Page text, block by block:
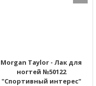
Morgan Taylor - Лак для
ногтей №50122
"Спортивный интерес"